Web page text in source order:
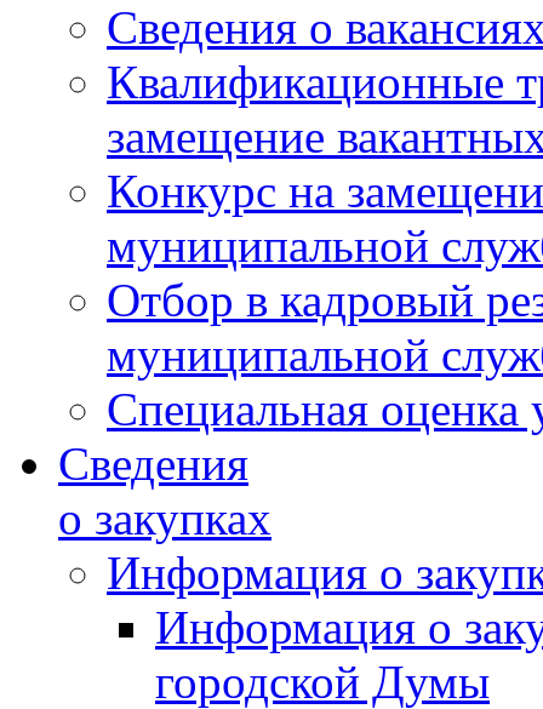
Сведения о
Квалификационные
замещение
Конкурс на
муниципальной
Отбор в кадровый
муниципальной
Специальная оценка
Сведения
о закупках
Информация о
Информация о
городской Думы